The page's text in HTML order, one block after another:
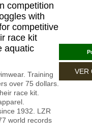
competition
with
competitive
race kit
aquatic
Training
over 75 dollars.
race kit.
1932. LZR
world records
VER